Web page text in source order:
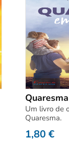
Um livro de
Quaresma.
1,80€